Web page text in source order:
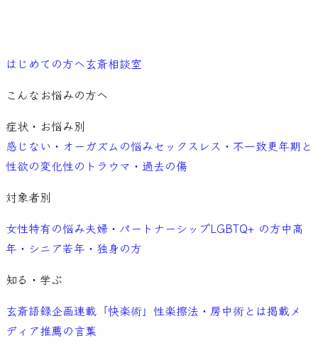
はじめての方へ玄斎相談室
こんなお悩みの方へ
症状・お悩み別
感じない・オーガズムの悩みセックスレス・不一致更年期と
性欲の変化性のトラウマ・過去の傷
対象者別
女性特有の悩み夫婦・パートナーシップLGBTQ+ の方中高
年・シニア若年・独身の方
知る・学ぶ
玄斎語録企画連載「快楽術」 性楽擦法・房中術とは掲載メ
ディア推薦の言葉